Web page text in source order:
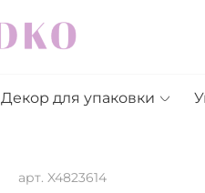
Декор для упаковки
арт. X4823614